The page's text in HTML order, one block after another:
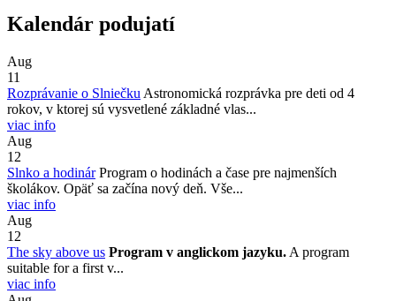
Kalendár podujatí
Aug
11
Rozprávanie o Slniečku Astronomická rozprávka pre deti od 4
rokov, v ktorej sú vysvetlené základné vlas...
viac info
Aug
12
Slnko a hodinárProgram o hodinách a čase pre najmenších
školákov. Opäť sa začína nový deň. Vše...
viac info
Aug
12
The sky above us Program v anglickom jazyku. A program
suitable for a first v...
viac info